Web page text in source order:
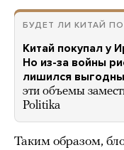
БУДЕТ ЛИ КИТАЙ
Китай покупал у
Но из-за войны
лишился
эти объемы
Politika
Таким образом,